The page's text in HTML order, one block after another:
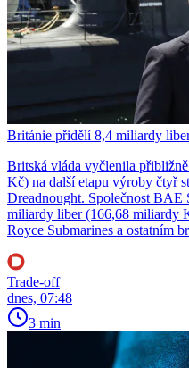
Británie přidělí 8,4 miliardy
Britská vláda vyčlenila
Kč) na další etapu výroby čtyř
Dreadnought. Společnost BAE
miliardy liber (166,68 miliardy
Royce Submarines a ostatním
Trade-off
dnes, 07:48
3 min